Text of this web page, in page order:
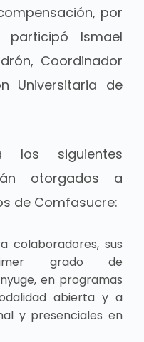
por
Ismael
Coordinador
Universitaria de
los siguientes
otorgados a
de Comfasucre:
colaboradores, sus
grado de
en programas
abierta y a
y presenciales en